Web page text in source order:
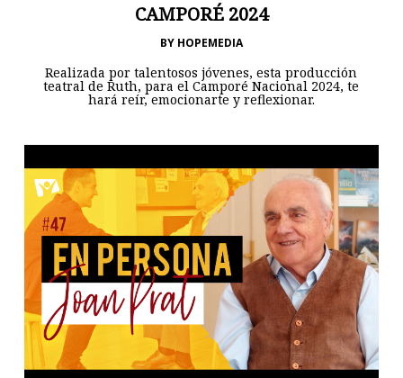
CAMPORÉ 2024
BY HOPEMEDIA
Realizada por talentosos jóvenes, esta producción
teatral de Ruth, para el Camporé Nacional 2024, te
hará reír, emocionarte y reflexionar.